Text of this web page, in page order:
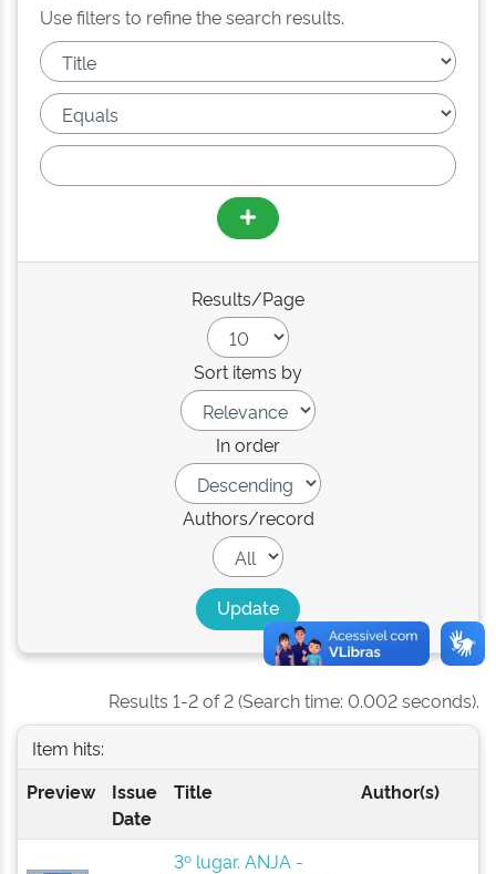
Use filters to refine the search results.
Results/Page
Sort items by
In order
Authors/record
Results 1-2 of 2 (Search time: 0.002 seconds).
Item hits:
Preview
Issue
Date
Title Author(s)
3º lugar. ANJA -